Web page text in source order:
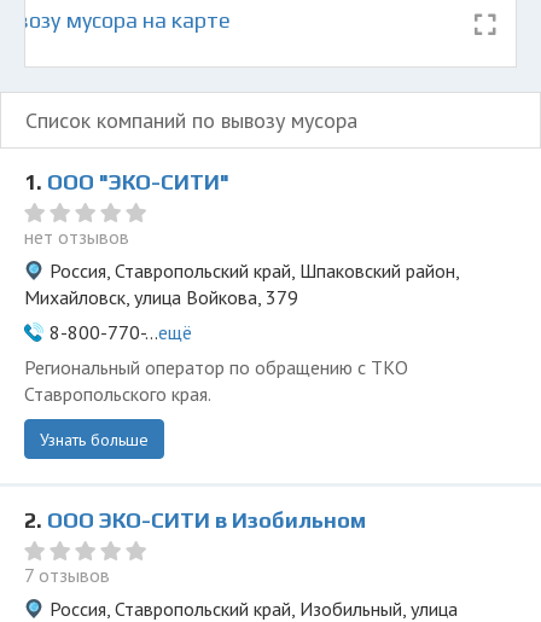
мусора на карте
Список компаний по вывозу мусора
1. ООО "ЭКО-СИТИ"
нет отзывов
Россия, Ставропольский край, Шпаковский район,
Михайловск, улица Войкова, 379
8-800-770-...ещё
Региональный оператор по обращению с ТКО
Ставропольского края.
Узнать больше
2. ООО ЭКО-СИТИ в Изобильном
7 отзывов
Россия, Ставропольский край, Изобильный, улица